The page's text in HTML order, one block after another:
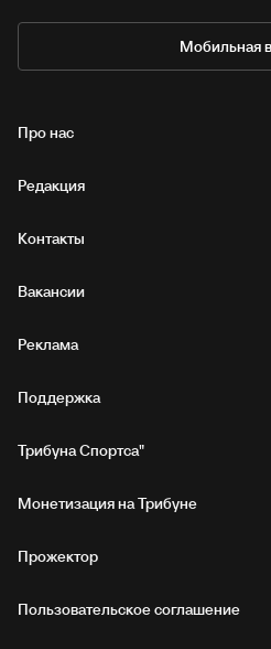
Мобильная
Про нас
Редакция
Контакты
Вакансии
Реклама
Поддержка
Трибуна Спортса"
Монетизация на Трибуне
Прожектор
Пользовательское соглашение